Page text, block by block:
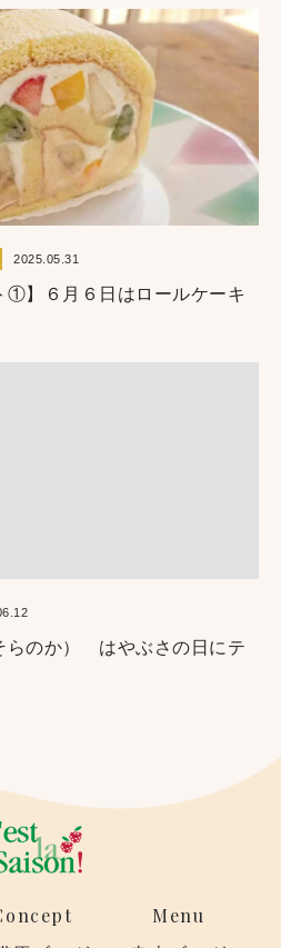
2025.05.31
①】６月６日はロールケーキ
のか） はやぶさの日にテ
Menu